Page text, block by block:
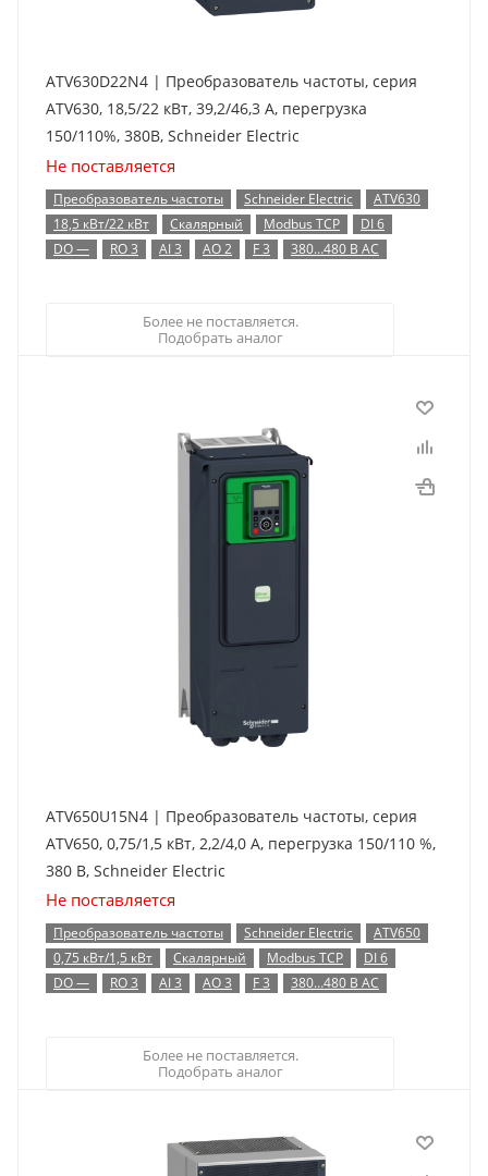
ATV630D22N4 | Преобразователь частоты, серия
ATV630, 18,5/22 кВт, 39,2/46,3 А, перегрузка
150/110%, 380B, Schneider Electric
Не поставляется
Преобразователь частоты Schneider Electric
ATV630
18,5 кВт/22 кВт
Скалярный Modbus TCP
DI 6
DO —
RO 3 AI 3 AO 2 F 3 380…480 В AC
Более не поставляется.
Подобрать аналог
ATV650U15N4 | Преобразователь частоты, серия
ATV650, 0,75/1,5 кВт, 2,2/4,0 А, перегрузка 150/110 %,
380 В, Schneider Electric
Не поставляется
Преобразователь частоты Schneider Electric
ATV650
0,75 кВт/1,5 кВт
Скалярный Modbus TCP
DI 6
DO —
RO 3 AI 3 AO 3 F 3 380…480 В AC
Более не поставляется.
Подобрать аналог